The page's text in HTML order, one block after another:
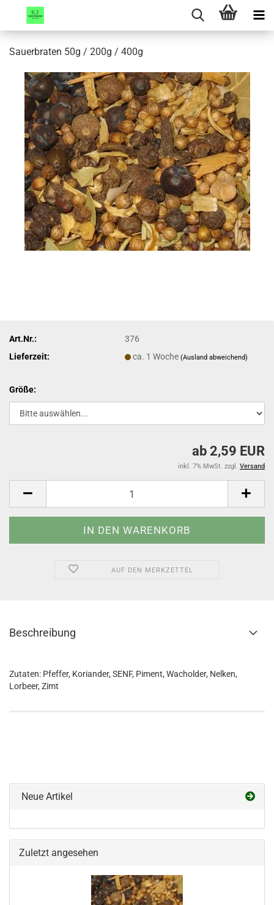
Sauerbraten 50g / 200g / 400g
Art.Nr.:
376
Lieferzeit:
ca. 1 Woche(Ausland abweichend)
Größe:
ab 2,59 EUR
inkl. 7% MwSt. zzgl. Versand
AUF DEN MERKZETTEL
Beschreibung
Zutaten: Pfeffer, Koriander, SENF, Piment, Wacholder, Nelken,
Lorbeer, Zimt
Neue Artikel
Zuletzt angesehen